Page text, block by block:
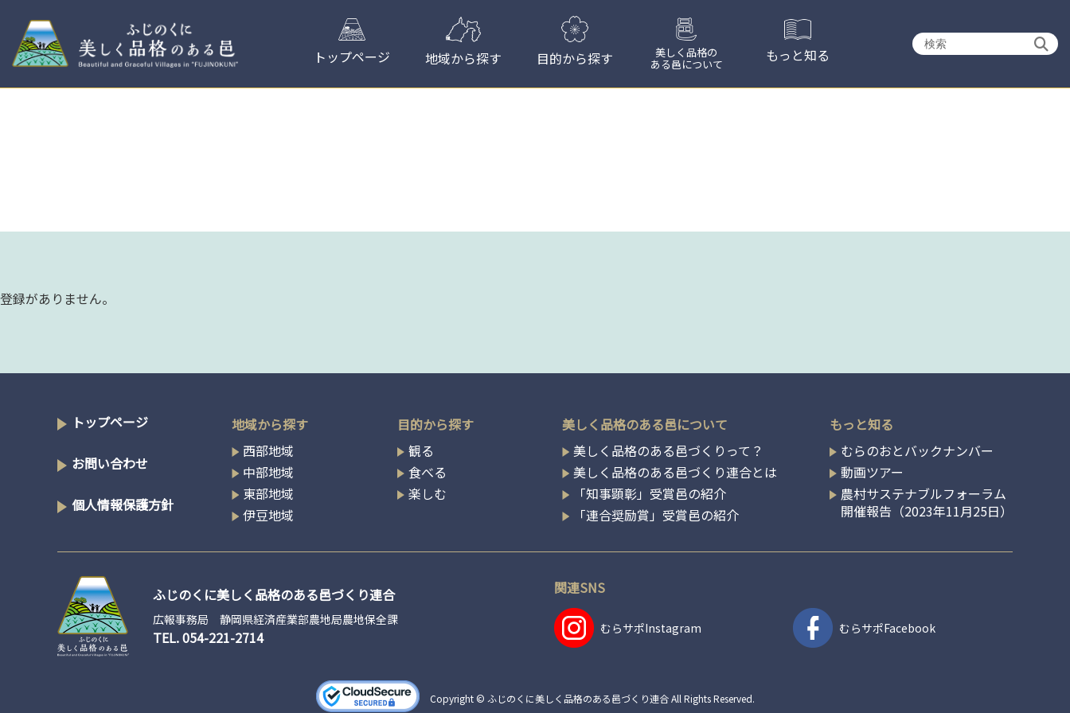
トップページ 地域から探す 目的から探す 美しく品格の
ある邑について もっと知る
検
登録がありません。
トップページ
お問い合わせ
個人情報保護方針
地域から探す
西部地域
中部地域
東部地域
伊豆地域
目的から探す
観る
食べる
楽しむ
美しく品格のある邑について
美しく品格のある邑づくりって？
美しく品格のある邑づくり連合とは
「知事顕彰」受賞邑の紹介
「連合奨励賞」受賞邑の紹介
もっと知る
むらのおとバックナンバー
動画ツアー
農村サステナブルフォーラム
開催報告（2023年11月25日）
ふじのくに美しく品格のある邑づくり連合
広報事務局 静岡県経済産業部農地局農地保全課
TEL.054-221-2714
関連SNS
むらサポInstagram むらサポFacebook
Copyright © ふじのくに美しく品格のある邑づくり連合 All Rights Reserved.